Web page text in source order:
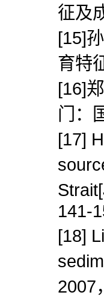
征及
[15]
育特
[16]
门：
[17]
141-
[18]
2007